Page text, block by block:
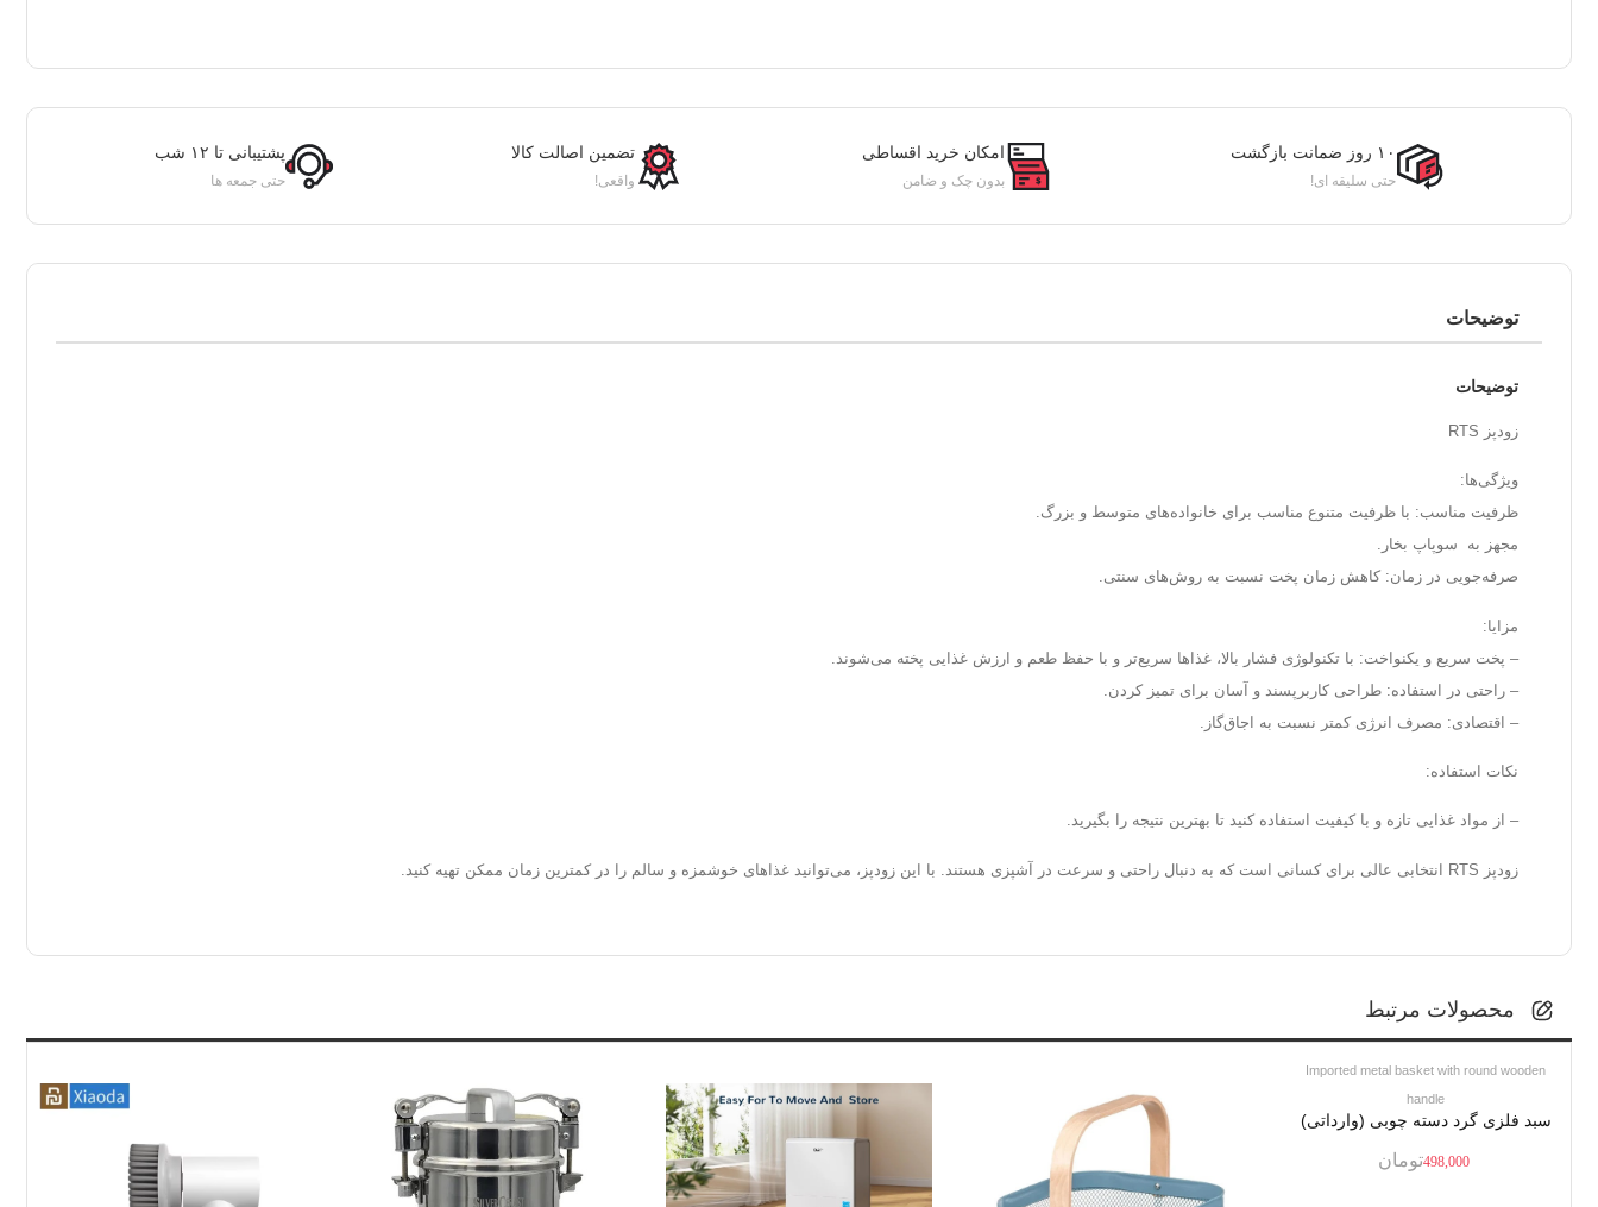
۱۰ روز ضمانت بازگشت
حتی سلیقه ای!
امکان خرید اقساطی
بدون چک و ضامن
تضمین اصالت کالا
واقعی!
پشتیبانی تا ۱۲ شب
حتی جمعه ها
توضیحات
توضیحات
زودپز RTS
ویژگی‌ها:
ظرفیت مناسب: با ظرفیت متنوع مناسب برای خانواده‌های متوسط و بزرگ.
مجهز به سوپاپ بخار.
صرفه‌جویی در زمان: کاهش زمان پخت نسبت به روش‌های سنتی.
مزایا:
– پخت سریع و یکنواخت: با تکنولوژی فشار بالا، غذاها سریع‌تر و با حفظ طعم و ارزش غذایی پخته می‌شوند.
– راحتی در استفاده: طراحی کاربرپسند و آسان برای تمیز کردن.
– اقتصادی: مصرف انرژی کمتر نسبت به اجاق‌گاز.
نکات استفاده:
– از مواد غذایی تازه و با کیفیت استفاده کنید تا بهترین نتیجه را بگیرید.
زودپز RTS انتخابی عالی برای کسانی است که به دنبال راحتی و سرعت در آشپزی هستند. با این زودپز، می‌توانید غذاهای خوشمزه و سالم را در کمترین زمان ممکن تهیه کنید.
محصولات مرتبط
Imported metal basket with round wooden
handle
سبد فلزی گرد دسته چوبی (وارداتی)
تومان